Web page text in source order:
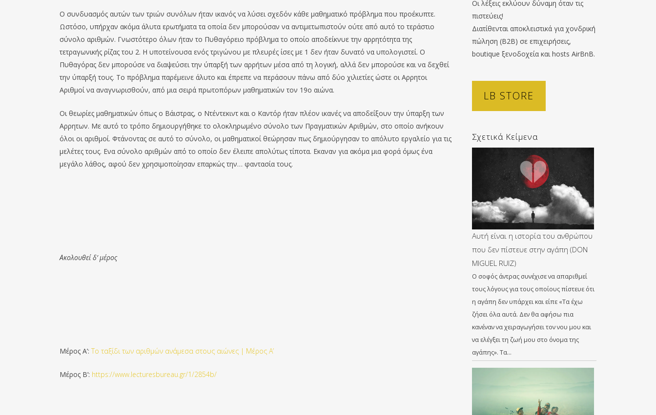
Ο συνδυασμός αυτών των τριών συνόλων ήταν ικανός να λύσει σχεδόν κάθε μαθηματικό πρόβλημα που προέκυπτε.
Ωστόσο, υπήρχαν ακόμα άλυτα ερωτήματα τα οποία δεν μπορούσαν να αντιμετωπιστούν ούτε από αυτό το τεράστιο
σύνολο αριθμών. Γνωστότερο όλων ήταν το Πυθαγόρειο πρόβλημα το οποίο αποδείκνυε την αρρητότητα της
τετραγωνικής ρίζας του 2. Η υποτείνουσα ενός τριγώνου με πλευρές ίσες με 1 δεν ήταν δυνατό να υπολογιστεί. Ο
Πυθαγόρας δεν μπορούσε να διαψεύσει την ύπαρξή των αρρήτων μέσα από τη λογική, αλλά δεν μπορούσε και να δεχθεί
την ύπαρξή τους. Το πρόβλημα παρέμεινε άλυτο και έπρεπε να περάσουν πάνω από δύο χιλιετίες ώστε οι Αρρητοι
Αριθμοί να αναγνωρισθούν, από μια σειρά πρωτοπόρων μαθηματικών τον 19ο αιώνα.
Οι θεωρίες μαθηματικών όπως ο Βάιστρας, ο Ντέντεκιντ και ο Καντόρ ήταν πλέον ικανές να αποδείξουν την ύπαρξη των
Αρρητων. Με αυτό το τρόπο δημιουργήθηκε το ολοκληρωμένο σύνολο των Πραγματικών Αριθμών, στο οποίο ανήκουν
όλοι οι αριθμοί. Φτάνοντας σε αυτό το σύνολο, οι μαθηματικοί θεώρησαν πως δημιούργησαν το απόλυτο εργαλείο για τις
μελέτες τους. Ενα σύνολο αριθμών από το οποίο δεν έλειπε απολύτως τίποτα. Εκαναν για ακόμα μια φορά όμως ένα
μεγάλο λάθος, αφού δεν χρησιμοποίησαν επαρκώς την… φαντασία τους.
Ακολουθεί δ’ μέρος
Μέρος Α’: Το ταξίδι των αριθμών ανάμεσα στους αιώνες | Μέρος Α’
Μέρος Β’: https://www.lecturesbureau.gr/1/2854b/
Οι λέξεις εκλύουν δύναμη όταν τις
πιστεύεις!
Διατίθενται αποκλειστικά για χονδρική
πώληση (B2B) σε επιχειρήσεις,
boutique ξενοδοχεία και hosts AirBnB.
LB STORE
Σχετικά Κείμενα
Αυτή είναι η ιστορία του ανθρώπου
που δεν πίστευε στην αγάπη (DON
MIGUEL RUIZ)
Ο σοφός άντρας συνέχισε να απαριθμεί
τους λόγους για τους οποίους πίστευε ότι
η αγάπη δεν υπάρχει και είπε «Τα έχω
ζήσει όλα αυτά. Δεν θα αφήσω πια
κανέναν να χειραγωγήσει τον νου μου και
να ελέγξει τη ζωή μου στο όνομα της
αγάπης». Τα…